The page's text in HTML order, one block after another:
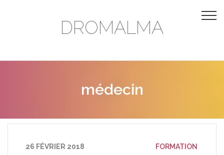
DROMALMA
médecin
26 FÉVRIER 2018 FORMATION